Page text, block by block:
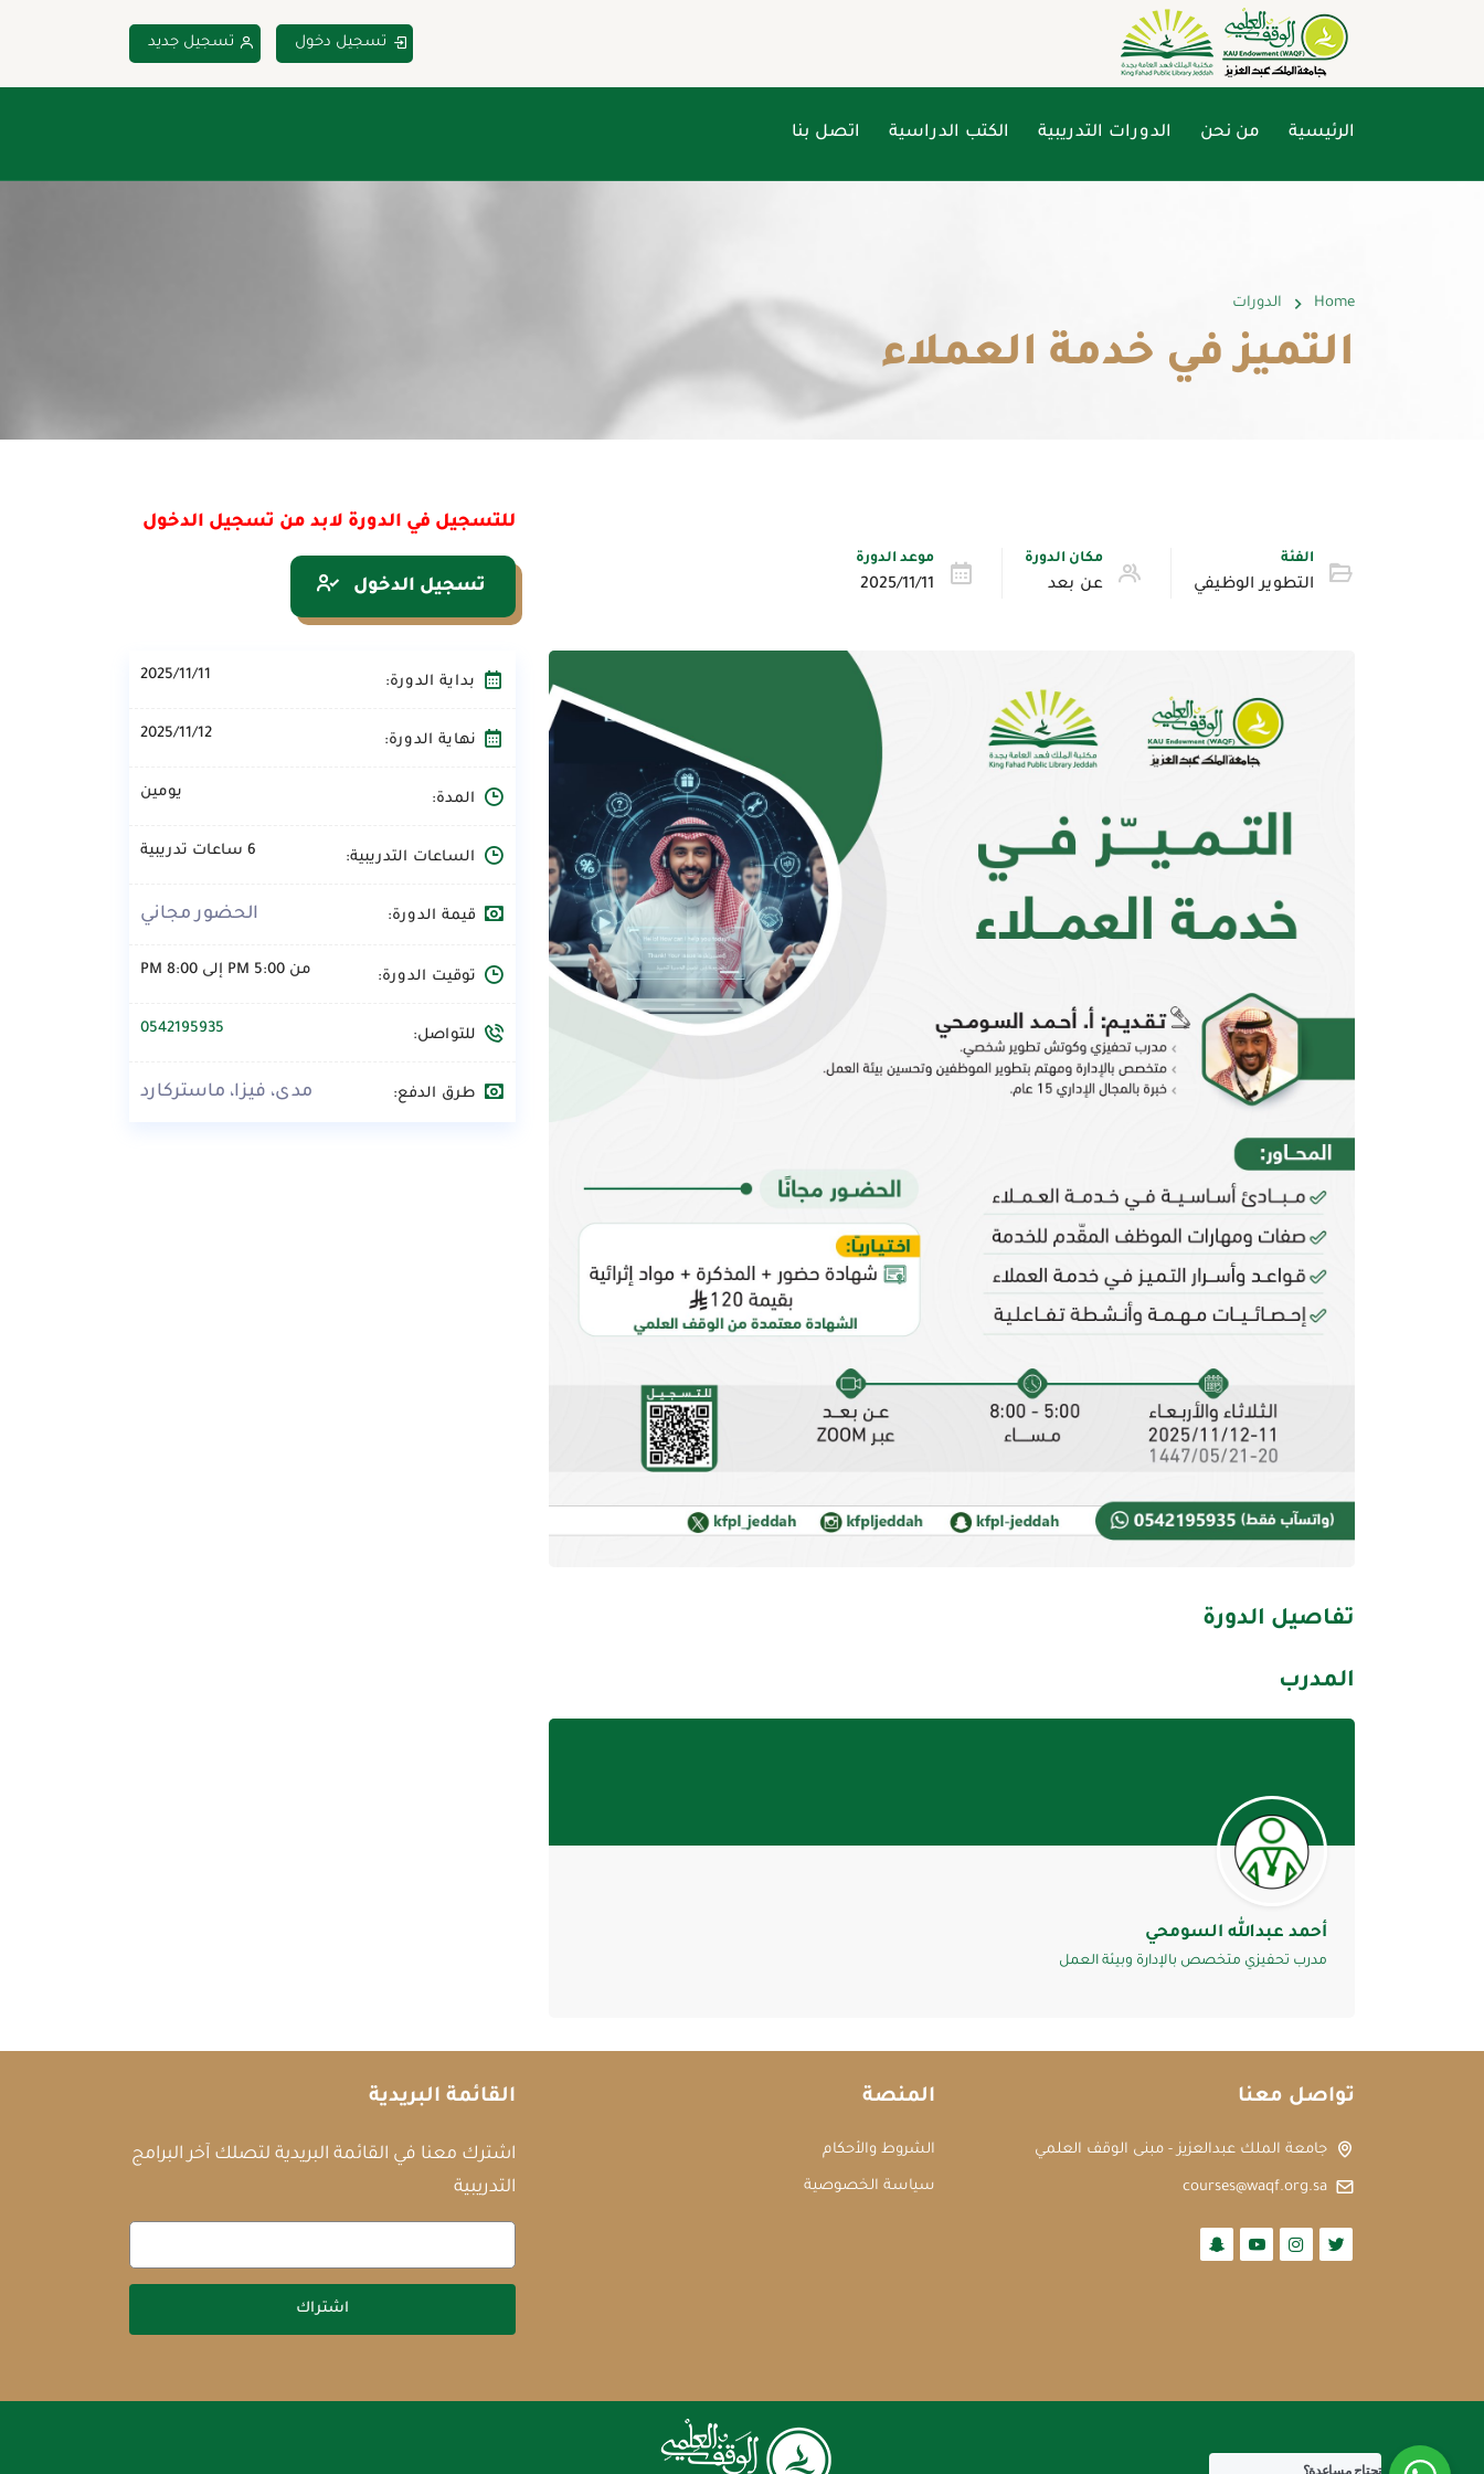
تسجيل دخول تسجيل جديد
الرئيسية من نحن الدورات التدريبية الكتب الدراسية اتصل بنا
Home الدورات
التميز في خدمة العملاء
الفئة
التطوير الوظيفي
مكان الدورة
عن بعد
موعد الدورة
2025/11/11
للتسجيل في الدورة لابد من تسجيل الدخول
تسجيل الدخول
تفاصيل الدورة
المدرب
أحمد عبدالله السومحي
مدرب تحفيزي متخصص بالإدارة وبيئة العمل
بداية الدورة: 2025/11/11
نهاية الدورة: 2025/11/12
المدة: يومين
الساعات التدريبية: 6 ساعات تدريبية
قيمة الدورة: الحضور مجاني
توقيت الدورة: من 5:00 PM إلى 8:00 PM
للتواصل: 0542195935
طرق الدفع: مدى، فيزا، ماستركارد
تحتاج مساعدة؟
تواصل معنا
جامعة الملك عبدالعزيز - مبنى الوقف العلمي
courses@waqf.org.sa
المنصة
الشروط والأحكام
سياسة الخصوصية
القائمة البريدية
اشترك معنا في القائمة البريدية لتصلك آخر البرامج
التدريبية
اشتراك